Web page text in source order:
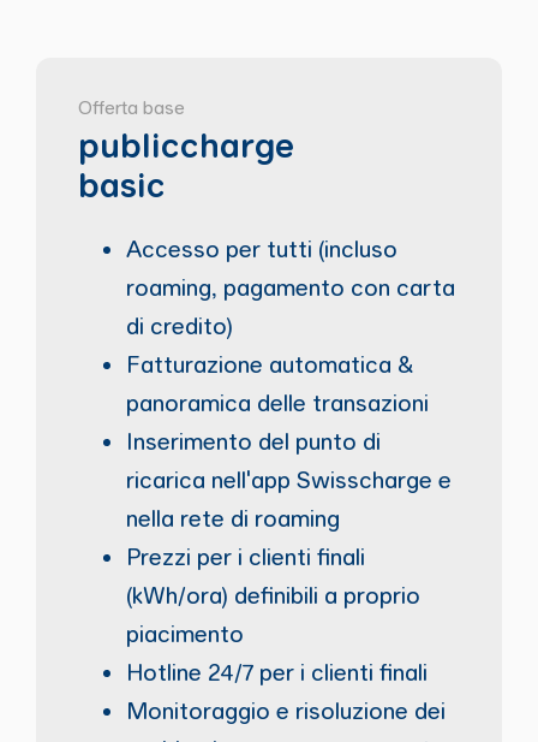
Offerta base
publiccharge
basic
Accesso per tutti (incluso
roaming, pagamento con carta
di credito)
Fatturazione automatica &
panoramica delle transazioni
Inserimento del punto di
ricarica nell'app Swisscharge e
nella rete di roaming
Prezzi per i clienti finali
(kWh/ora) definibili a proprio
piacimento
Hotline 24/7 per i clienti finali
Monitoraggio e risoluzione dei